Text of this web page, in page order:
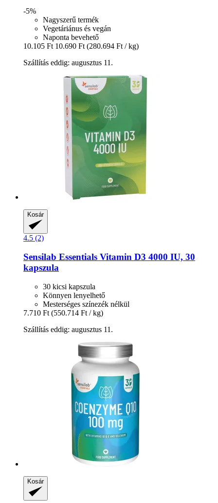
-5%
Nagyszerű termék
Vegetáriánus és vegán
Naponta bevehető
10.105 Ft 10.690 Ft (280.694 Ft / kg)
Szállítás eddig: augusztus 11.
Kosár
4.5 (2)
Sensilab Essentials Vitamin D3 4000 IU, 30
kapszula
30 kicsi kapszula
Könnyen lenyelhető
Mesterséges színezék nélkül
7.710 Ft (550.714 Ft / kg)
Szállítás eddig: augusztus 11.
Kosár